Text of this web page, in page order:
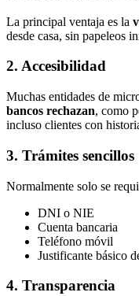
La principal ventaja es la
desde casa, sin papeleos
2. Accesibilidad
Muchas entidades de
bancos rechazan, como
incluso clientes con
3. Trámites sencillos
Normalmente solo se
DNI o NIE
Cuenta bancaria
Teléfono móvil
Justificante básico
4. Transparencia